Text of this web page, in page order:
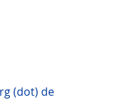
(dot) de